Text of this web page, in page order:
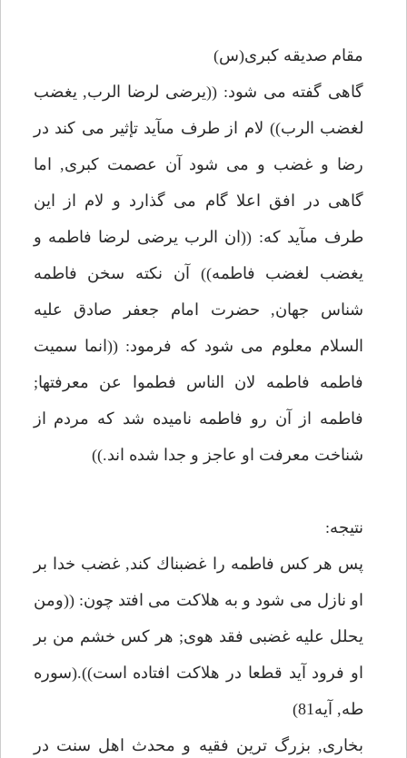
مقام صديقه كبرى(س)
گاهى گفته مى شود: ((يرضى لرضا الرب, يغضب
لغضب الرب)) لام از طرف مىآيد تإثير مى كند در
رضا و غضب و مى شود آن عصمت كبرى, اما
گاهى در افق اعلا گام مى گذارد و لام از اين
طرف مىآيد كه: ((ان الرب يرضى لرضا فاطمه و
يغضب لغضب فاطمه)) آن نكته سخن فاطمه
شناس جهان, حضرت امام جعفر صادق عليه
السلام معلوم مى شود كه فرمود: ((انما سميت
فاطمه فاطمه لان الناس فطموا عن معرفتها;
فاطمه از آن رو فاطمه ناميده شد كه مردم از
شناخت معرفت او عاجز و جدا شده اند.))
نتيجه:
پس هر كس فاطمه را غضبناك كند, غضب خدا بر
او نازل مى شود و به هلاكت مى افتد چون: ((ومن
يحلل عليه غضبى فقد هوى; هر كس خشم من بر
او فرود آيد قطعا در هلاكت افتاده است)).(سوره
طه, آيه81)
بخارى, بزرگ ترين فقيه و محدث اهل سنت در